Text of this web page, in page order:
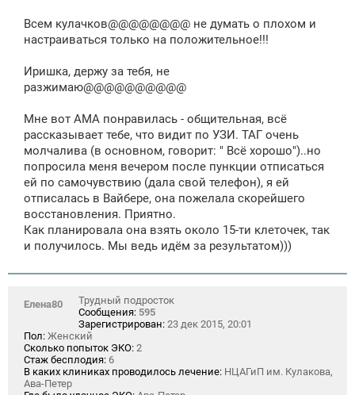
Всем кулачков@@@@@@@@ не думать о плохом и
настраиваться только на положительное!!!
Иришка, держу за тебя, не
разжимаю@@@@@@@@@@
Мне вот АМА понравилась - общительная, всё
рассказывает тебе, что видит по УЗИ. ТАГ очень
молчалива (в основном, говорит: " Всё хорошо")..но
попросила меня вечером после пункции отписаться
ей по самочувствию (дала свой телефон), я ей
отписалась в Вайбере, она пожелала скорейшего
восстановления. Приятно.
Как планировала она взять около 15-ти клеточек, так
и получилось. Мы ведь идём за результатом)))
Елена80
Трудный подросток
Сообщения: 595
Зарегистрирован: 23 дек 2015, 20:01
Пол: Женский
Сколько попыток ЭКО: 2
Стаж бесплодия: 6
В каких клиниках проводилось лечение: НЦАГиП им. Кулакова,
Ава-Петер